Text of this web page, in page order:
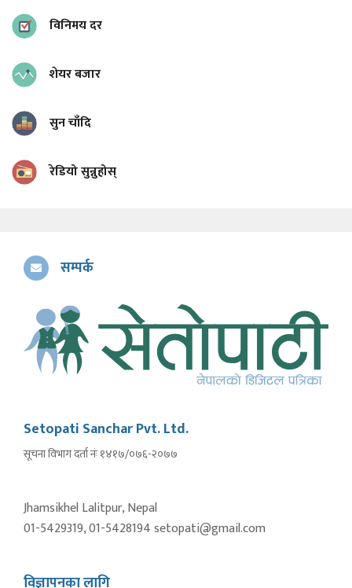
विनिमय दर
शेयर बजार
सुन चाँदि
रेडियो सुन्नुहोस्
सम्पर्क
Setopati Sanchar Pvt. Ltd.
सूचना विभाग दर्ता नंः १४१७/०७६-२०७७
Jhamsikhel Lalitpur, Nepal
01-5429319, 01-5428194 setopati@gmail.com
विज्ञापनका लागि